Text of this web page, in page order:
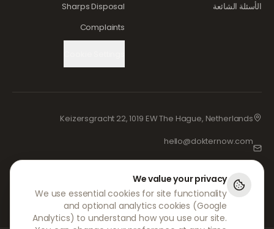
الأسئلة الشائعة
Sharps Disposal
Complaints
Keizersgracht 22, 1019 EW The Hague, Netherlands
hello@dokternow.com
001-855-909-0700
We value your privacy
We use essential cookies for site functionality
and optional analytics cookies (Google
Analytics) to understand how you use our site.